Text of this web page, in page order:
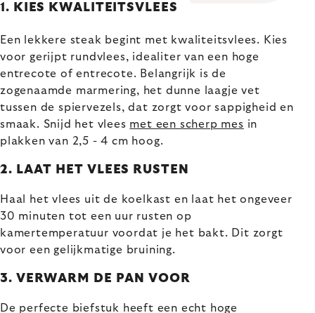
1. KIES KWALITEITSVLEES
Een lekkere steak begint met kwaliteitsvlees. Kies
voor gerijpt rundvlees, idealiter van een hoge
entrecote of entrecote. Belangrijk is de
zogenaamde marmering, het dunne laagje vet
tussen de spiervezels, dat zorgt voor sappigheid en
smaak. Snijd het vlees met een scherp mes in
plakken van 2,5 - 4 cm hoog.
2. LAAT HET VLEES RUSTEN
Haal het vlees uit de koelkast en laat het ongeveer
30 minuten tot een uur rusten op
kamertemperatuur voordat je het bakt. Dit zorgt
voor een gelijkmatige bruining.
3. VERWARM DE PAN VOOR
De perfecte biefstuk heeft een echt hoge